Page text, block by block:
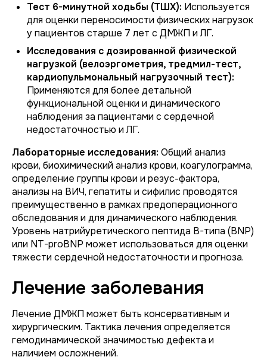
Тест 6-минутной ходьбы (ТШХ): Используется
для оценки переносимости физических нагрузок
у пациентов старше 7 лет с ДМЖП и ЛГ.
Исследования с дозированной физической
нагрузкой (велоэргометрия, тредмил-тест,
кардиопульмональный нагрузочный тест):
Применяются для более детальной
функциональной оценки и динамического
наблюдения за пациентами с сердечной
недостаточностью и ЛГ.
Лабораторные исследования: Общий анализ
крови, биохимический анализ крови, коагулограмма,
определение группы крови и резус-фактора,
анализы на ВИЧ, гепатиты и сифилис проводятся
преимущественно в рамках предоперационного
обследования и для динамического наблюдения.
Уровень натрийуретического пептида B-типа (BNP)
или NT-proBNP может использоваться для оценки
тяжести сердечной недостаточности и прогноза.
Лечение заболевания
Лечение ДМЖП может быть консервативным и
хирургическим. Тактика лечения определяется
гемодинамической значимостью дефекта и
наличием осложнений.